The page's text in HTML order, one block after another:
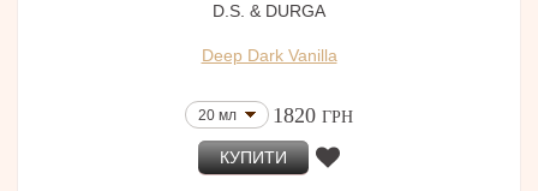
D.S. & DURGA
Deep Dark Vanilla
20 мл 1820 ГРН
КУПИТИ